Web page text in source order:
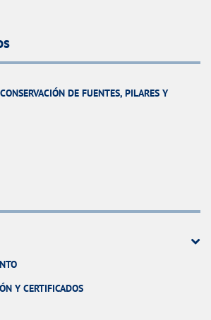
DE FUENTES, PILARES Y
Y CERTIFICADOS